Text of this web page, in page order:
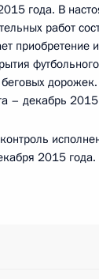
года. В
работ
приобретение
– декабрь 2015
2015 года.